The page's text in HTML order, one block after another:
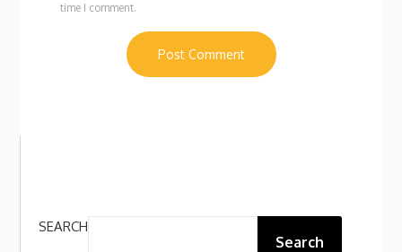
time I comment.
SEARCH
Search